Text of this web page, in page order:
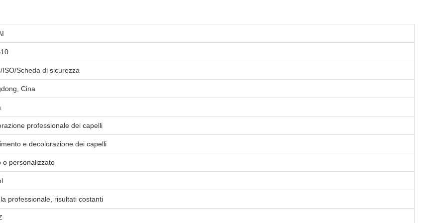
ISO/Scheda di sicurezza
Cina
professionale dei capelli
e decolorazione dei capelli
o personalizzato
professionale, risultati costanti